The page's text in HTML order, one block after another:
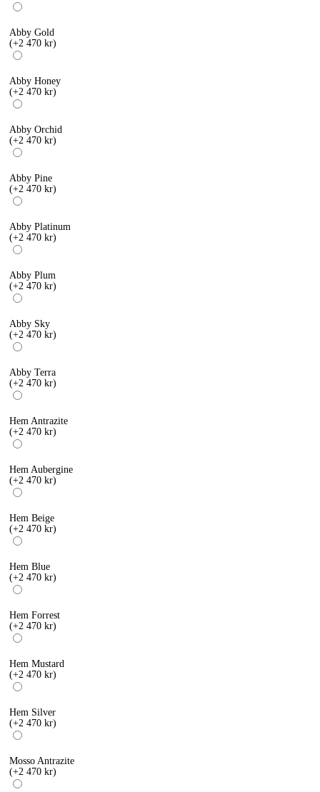
Abby Gold
(+2 470 kr)
Abby Honey
(+2 470 kr)
Abby Orchid
(+2 470 kr)
Abby Pine
(+2 470 kr)
Abby Platinum
(+2 470 kr)
Abby Plum
(+2 470 kr)
Abby Sky
(+2 470 kr)
Abby Terra
(+2 470 kr)
Hem Antrazite
(+2 470 kr)
Hem Aubergine
(+2 470 kr)
Hem Beige
(+2 470 kr)
Hem Blue
(+2 470 kr)
Hem Forrest
(+2 470 kr)
Hem Mustard
(+2 470 kr)
Hem Silver
(+2 470 kr)
Mosso Antrazite
(+2 470 kr)